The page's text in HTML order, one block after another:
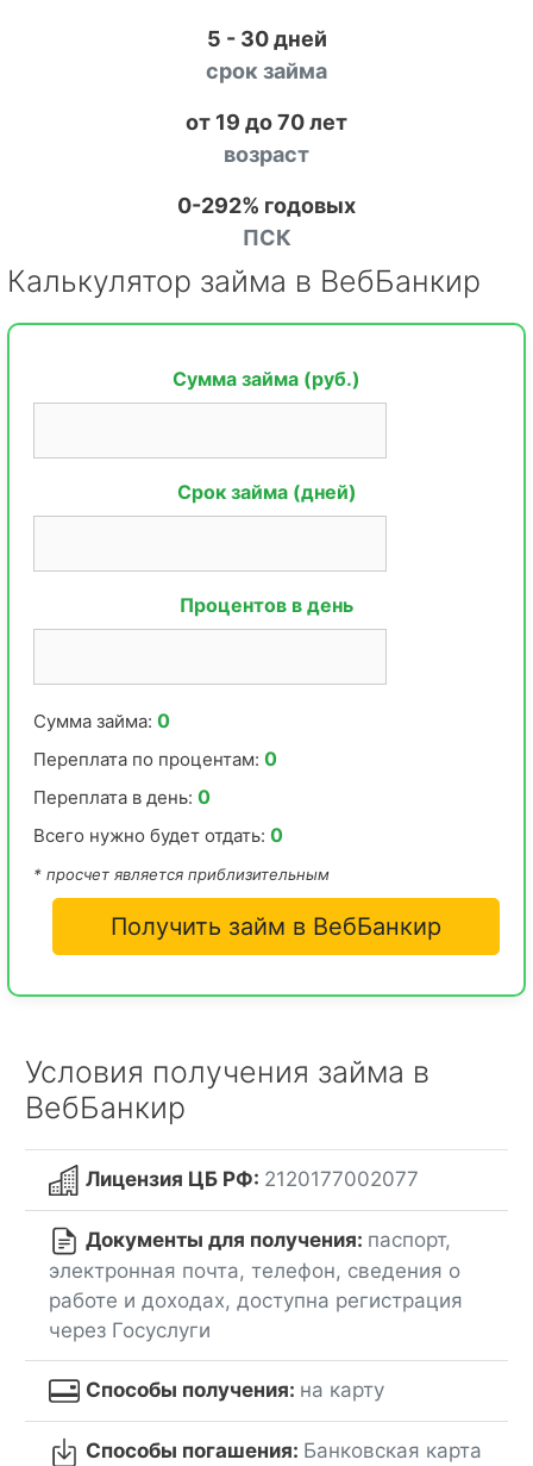
5 - 30 дней
срок займа
от 19 до 70 лет
возраст
0-292% годовых
ПСК
Калькулятор займа в ВебБанкир
Сумма займа (руб.)
Срок займа (дней)
Процентов в день
Сумма займа: 0
Переплата по процентам: 0
Переплата в день: 0
Всего нужно будет отдать: 0
* просчет является приблизительным
Получить займ в ВебБанкир
Условия получения займа в
ВебБанкир
Лицензия ЦБ РФ: 2120177002077
Документы для получения: паспорт,
электронная почта, телефон, сведения о
работе и доходах, доступна регистрация
через Госуслуги
Способы получения: на карту
Способы погашения: Банковская карта